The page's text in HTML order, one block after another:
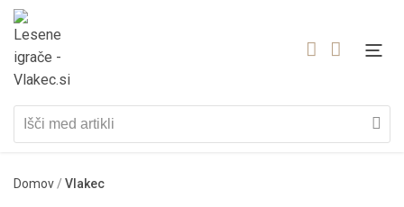
Domov / Vlakec